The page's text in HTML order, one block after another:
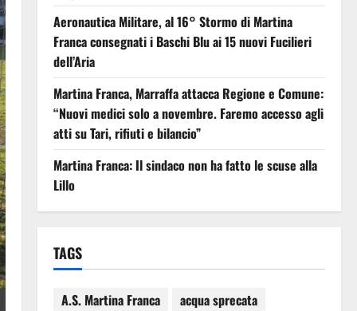
Aeronautica Militare, al 16° Stormo di Martina
Franca consegnati i Baschi Blu ai 15 nuovi Fucilieri
dell’Aria
Martina Franca, Marraffa attacca Regione e Comune:
“Nuovi medici solo a novembre. Faremo accesso agli
atti su Tari, rifiuti e bilancio”
Martina Franca: Il sindaco non ha fatto le scuse alla
Lillo
TAGS
A.S. Martina Franca
acqua sprecata